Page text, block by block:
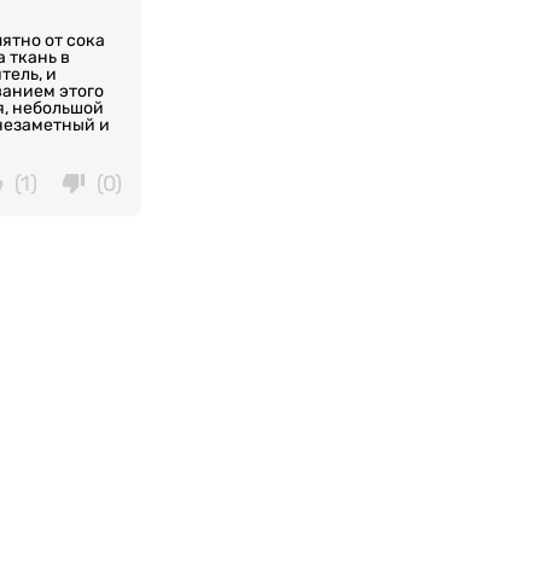
от сока
ткань в
и
этого
небольшой
и
(0)
(1)